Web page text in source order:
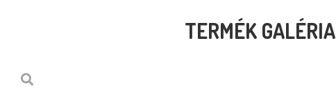
TERMÉK GALÉRIA